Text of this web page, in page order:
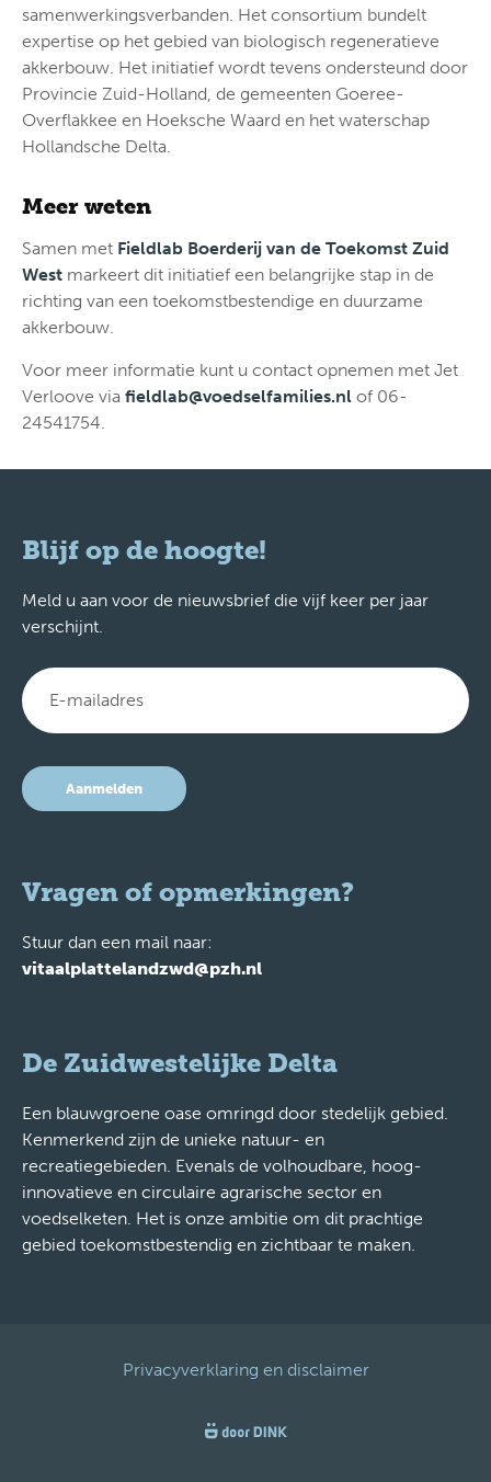
samenwerkingsverbanden. Het consortium bundelt
expertise op het gebied van biologisch regeneratieve
akkerbouw. Het initiatief wordt tevens ondersteund door
Provincie Zuid-Holland, de gemeenten Goeree-
Overflakkee en Hoeksche Waard en het waterschap
Hollandsche Delta.
Meer weten
Samen met Fieldlab Boerderij van de Toekomst Zuid
West markeert dit initiatief een belangrijke stap in de
richting van een toekomstbestendige en duurzame
akkerbouw.
Voor meer informatie kunt u contact opnemen met Jet
Verloove via fieldlab@voedselfamilies.nl of 06-
24541754.
Blijf op de hoogte!
Meld u aan voor de nieuwsbrief die vijf keer per jaar
verschijnt.
Aanmelden
Vragen of opmerkingen?
Stuur dan een mail naar:
vitaalplattelandzwd@pzh.nl
De Zuidwestelijke Delta
Een blauwgroene oase omringd door stedelijk gebied.
Kenmerkend zijn de unieke natuur- en
recreatiegebieden. Evenals de volhoudbare, hoog-
innovatieve en circulaire agrarische sector en
voedselketen. Het is onze ambitie om dit prachtige
gebied toekomstbestendig en zichtbaar te maken.
Privacyverklaring en disclaimer